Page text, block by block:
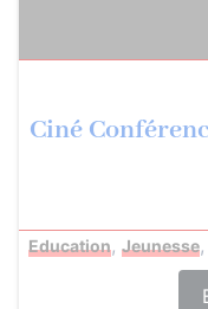
Ciné
Education, Jeunesse,